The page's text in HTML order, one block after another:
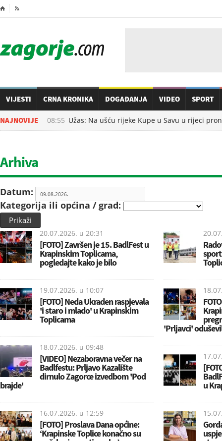
⌂ 
VIJESTI CRNA KRONIKA DOGAĐANJA VIDEO SPORT
NAJNOVIJE
u 08:55 Užas: Na ušću rijeke Kupe u Savu u rijeci
Arhiva
Datum:
Kategorija ili općina / grad:
Prikaži
20.07.2026. u 20:31
[FOTO] Završen je 15. BadlFest u
Krapinskim Toplicama,
pogledajte kako je bilo
19.07.2026. u 10:07
[FOTO] Neda Ukraden raspjevala
'i staro i mlado' u Krapinskim
Toplicama
18.07.2026. u 09:48
[VIDEO] Nezaboravna večer na
Badlfestu: Prljavo Kazalište
dirnulo Zagorce izvedbom 'Pod
brajde'
16.07.2026. u 12:59
[FOTO] Proslava Dana općine:
‘Krapinske Toplice konačno su
'Prljavci'
u